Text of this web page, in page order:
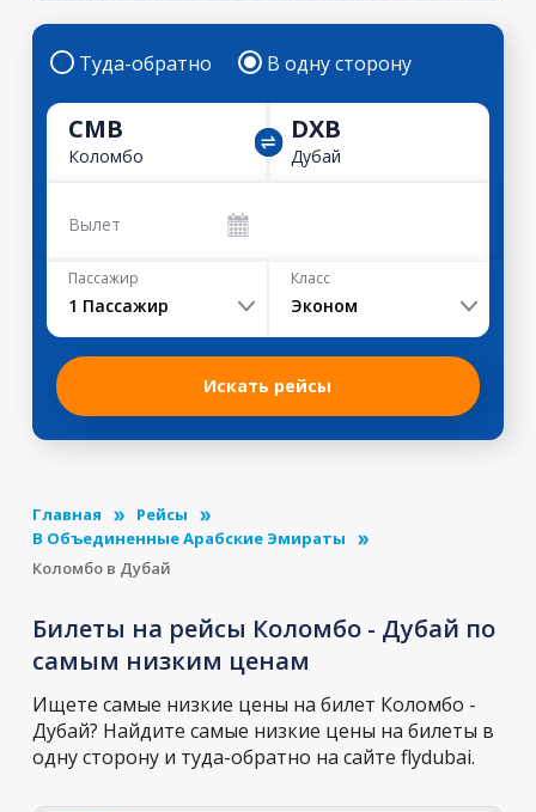
Туда-обратно В одну сторону
CMB
Коломбо
DXB
Дубай
Вылет
Пассажир
1 Пассажир
Класс
Эконом
Искать рейсы
Главная
Рейсы
В Объединенные Арабские Эмираты
Коломбо в Дубай
Билеты на рейсы Коломбо - Дубай по
самым низким ценам
Ищете самые низкие цены на билет Коломбо -
Дубай? Найдите самые низкие цены на билеты в
одну сторону и туда-обратно на сайте flydubai.